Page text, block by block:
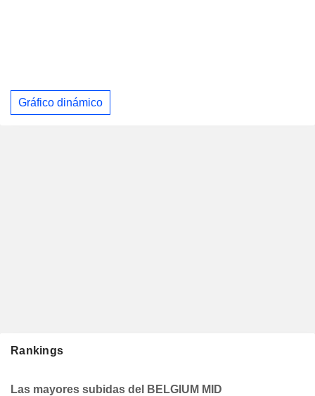
Gráfico dinámico
Rankings
Las mayores subidas del BELGIUM MID